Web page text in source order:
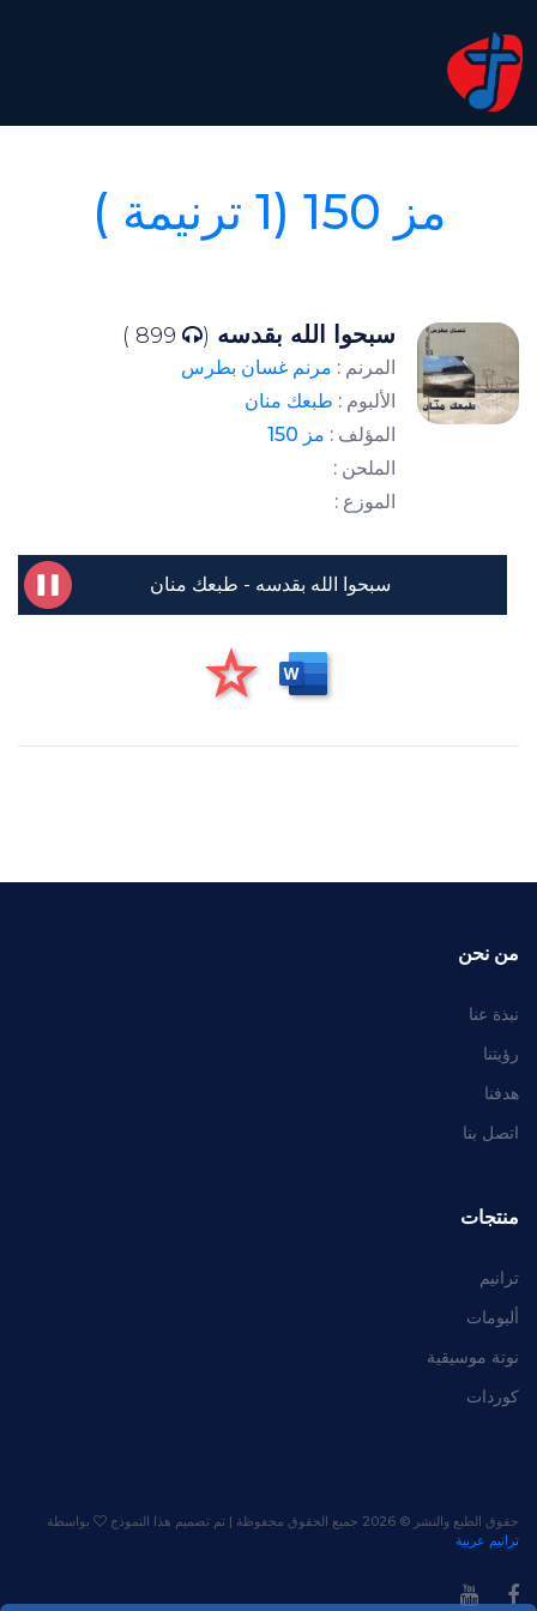
مز 150 (1 ترنيمة )
سبحوا الله بقدسه (
المرنم : مرنم غسان بطرس
الألبوم : طبعك منان
المؤلف : مز 150
الملحن :
الموزع :
سبحوا الله بقدسه - طبعك منان
من نحن
نبذة عنا
رؤيتنا
هدفنا
اتصل بنا
منتجات
ترانيم
ألبومات
نوتة موسيقية
كوردات
حقوق الطبع والنشر © 2026 جميع الحقوق محفوظة | تم تصميم هذا النموذج
بواسطة
ترانيم عربية